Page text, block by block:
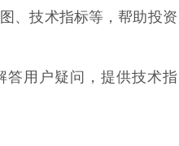
、技术指标等，帮助投资
答用户疑问，提供技术指